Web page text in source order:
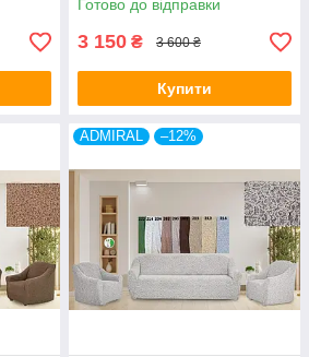
Готово до відправки
3 150 ₴ 3 600 ₴
Купити
ADMIRAL –12%